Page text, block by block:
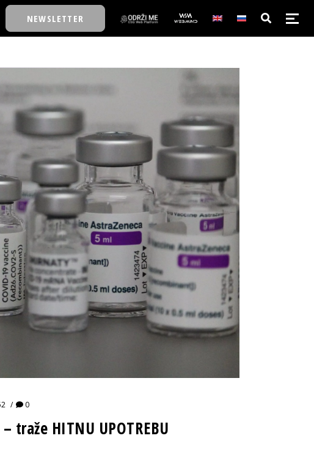
30
OFFICE/SCHOOL
LIGA
WEEK
NEWSLETTER
30
TO OFFICE/SCHOOL
LIGA
WEEK
GODINE
0
traže HITNU UPOTREBU